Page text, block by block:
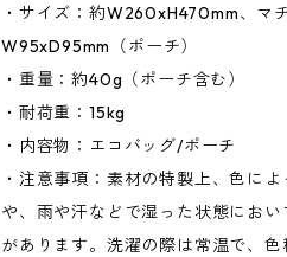
・サイズ：約W260xH470mm、マ
W95xD95mm（ポーチ）
・重量：約40g（ポーチ含む）
・耐荷重：15kg
・内容物：エコバッグ/ポーチ
・注意事項：素材の特製上、色に
や、雨や汗などで湿った状態にお
があります。洗濯の際は常温で、